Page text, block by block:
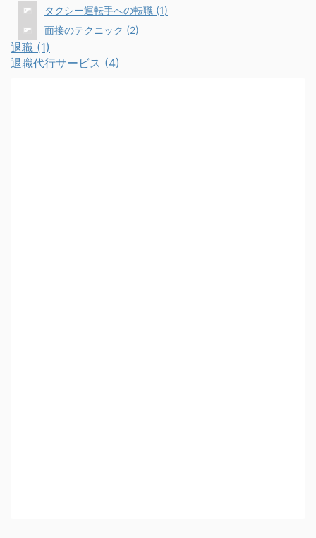
タクシー運転手への転職 (1)
面接のテクニック (2)
退職 (1)
退職代行サービス (4)